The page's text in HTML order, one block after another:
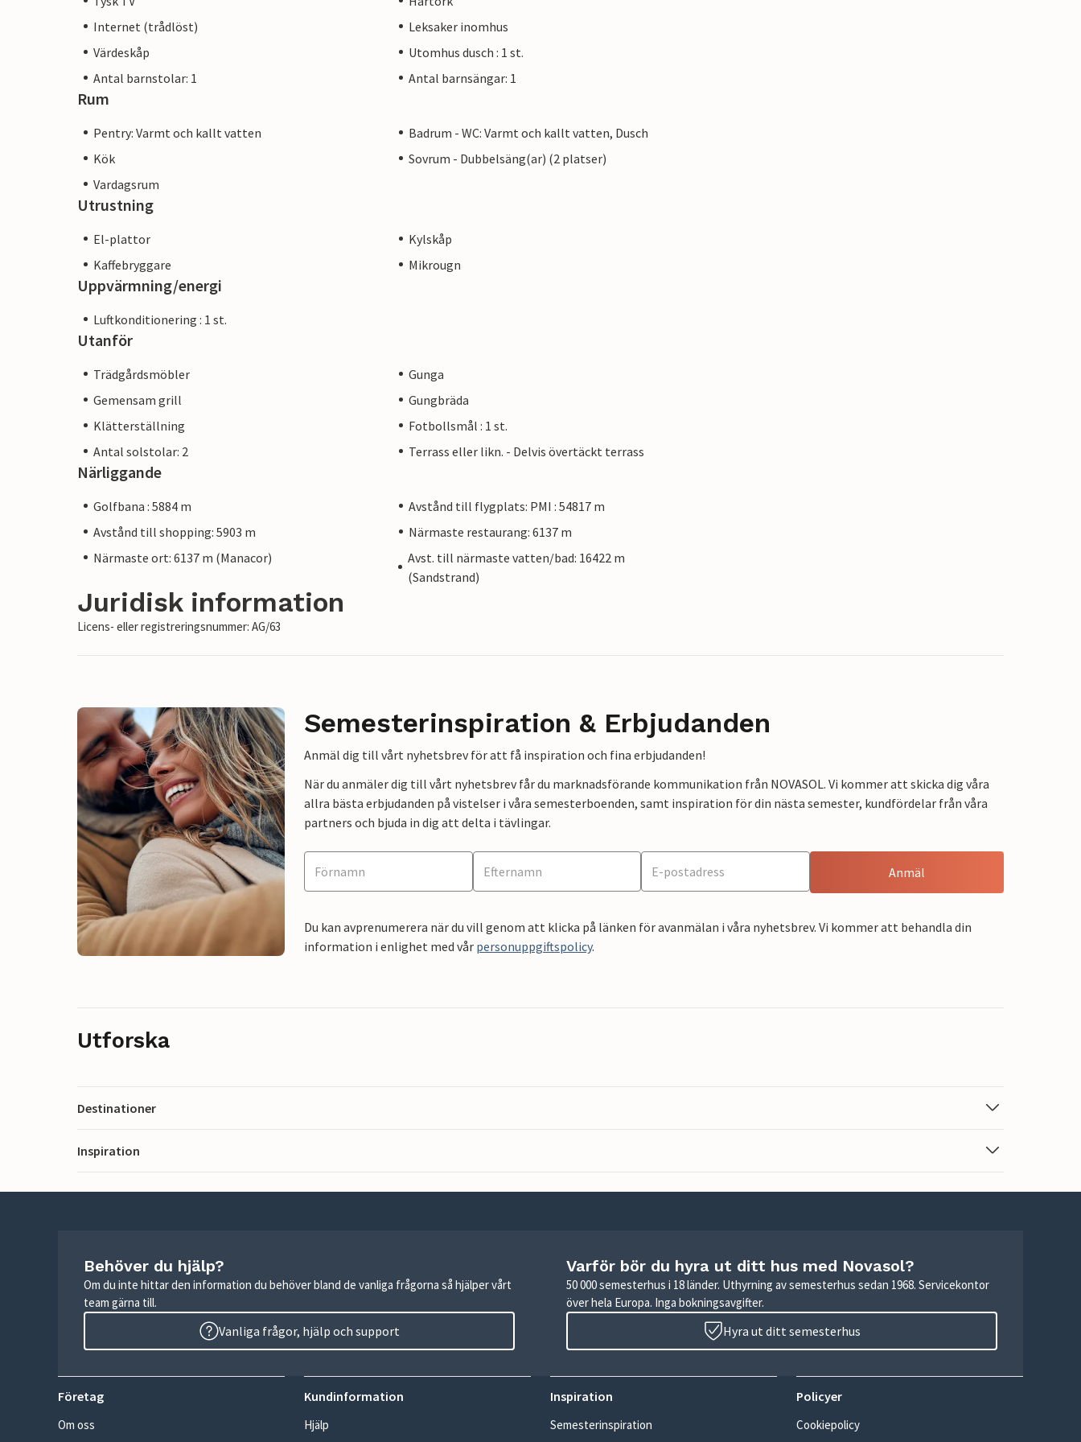
fortfarande hitta några stränder som ännu inte är överfulla.
Internet (trådlöst)
Leksaker inomhus
Värdeskåp
Utomhus dusch : 1 st.
Antal barnstolar: 1
Antal barnsängar: 1
Rum
Pentry: Varmt och kallt vatten
Badrum - WC: Varmt och kallt vatten, Dusch
Kök
Sovrum - Dubbelsäng(ar) (2 platser)
Vardagsrum
Utrustning
El-plattor
Kylskåp
Kaffebryggare
Mikrougn
Uppvärmning/energi
Luftkonditionering : 1 st.
Utanför
Trädgårdsmöbler
Gunga
Gemensam grill
Gungbräda
Klätterställning
Fotbollsmål : 1 st.
Antal solstolar: 2
Terrass eller likn. - Delvis övertäckt terrass
Närliggande
Golfbana : 5884 m
Avstånd till flygplats: PMI : 54817 m
Avstånd till shopping: 5903 m
Närmaste restaurang: 6137 m
Närmaste ort: 6137 m (Manacor)
Avst. till närmaste vatten/bad: 16422 m
(Sandstrand)
Juridisk information
Licens- eller registreringsnummer: AG/63
Semesterinspiration & Erbjudanden
Anmäl dig till vårt nyhetsbrev för att få inspiration och fina erbjudanden!
När du anmäler dig till vårt nyhetsbrev får du marknadsförande kommunikation från NOVASOL. Vi kommer att skicka dig våra
allra bästa erbjudanden på vistelser i våra semesterboenden, samt inspiration för din nästa semester, kundfördelar från våra
partners och bjuda in dig att delta i tävlingar.
Anmäl
Du kan avprenumerera när du vill genom att klicka på länken för avanmälan i våra nyhetsbrev. Vi kommer att behandla din
information i enlighet med vår personuppgiftspolicy.
Utforska
Destinationer
Inspiration
Behöver du hjälp?
Om du inte hittar den information du behöver bland de vanliga frågorna så hjälper vårt
team gärna till.
Vanliga frågor, hjälp och support
Varför bör du hyra ut ditt hus med Novasol?
50 000 semesterhus i 18 länder. Uthyrning av semesterhus sedan 1968. Servicekontor
över hela Europa. Inga bokningsavgifter.
Hyra ut ditt semesterhus
Företag
Om oss
Kundinformation
Hjälp
Inspiration
Semesterinspiration
Policyer
Cookiepolicy